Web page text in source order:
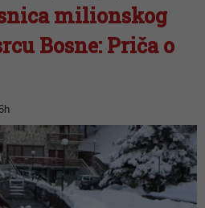
milionskog
Bosne: Priča o